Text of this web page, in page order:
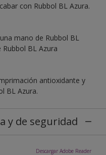
con Rubbol BL Azura.
mano de Rubbol BL
BL Azura
antioxidante y
BL Azura.
y de seguridad
Descargar Adobe Reader